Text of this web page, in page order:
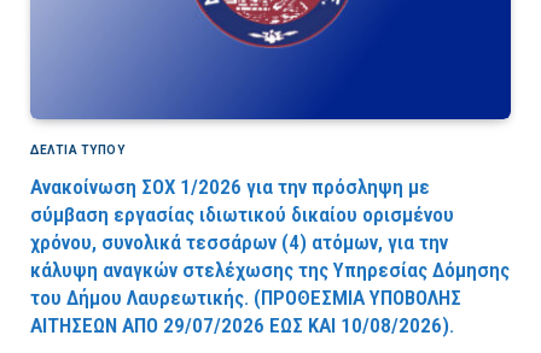
ΔΕΛΤΙΑ ΤΥΠΟΥ
Ανακοίνωση ΣΟΧ 1/2026 για την πρόσληψη με
σύμβαση εργασίας ιδιωτικού δικαίου ορισμένου
χρόνου, συνολικά τεσσάρων (4) ατόμων, για την
κάλυψη αναγκών στελέχωσης της Υπηρεσίας Δόμησης
του Δήμου Λαυρεωτικής. (ΠPOΘEΣMIA YΠOBOΛHΣ
AITHΣEΩN AΠO 29/07/2026 EΩΣ KAI 10/08/2026).